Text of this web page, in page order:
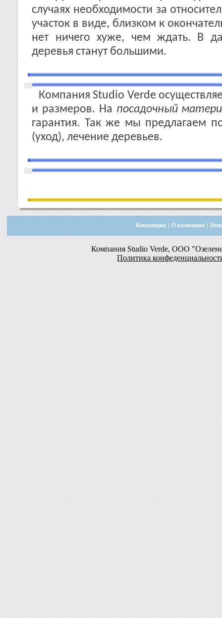
случаях необходимости за
участок в виде, близком к
нет ничего хуже, чем ждать. В
деревья станут большими.
Компания Studio Verde
и размеров. На посадочный
гарантия. Так же мы предлагаем
(уход), лечение деревьев.
Концепция О компании
Компания Studio Verde, ООО
Политика